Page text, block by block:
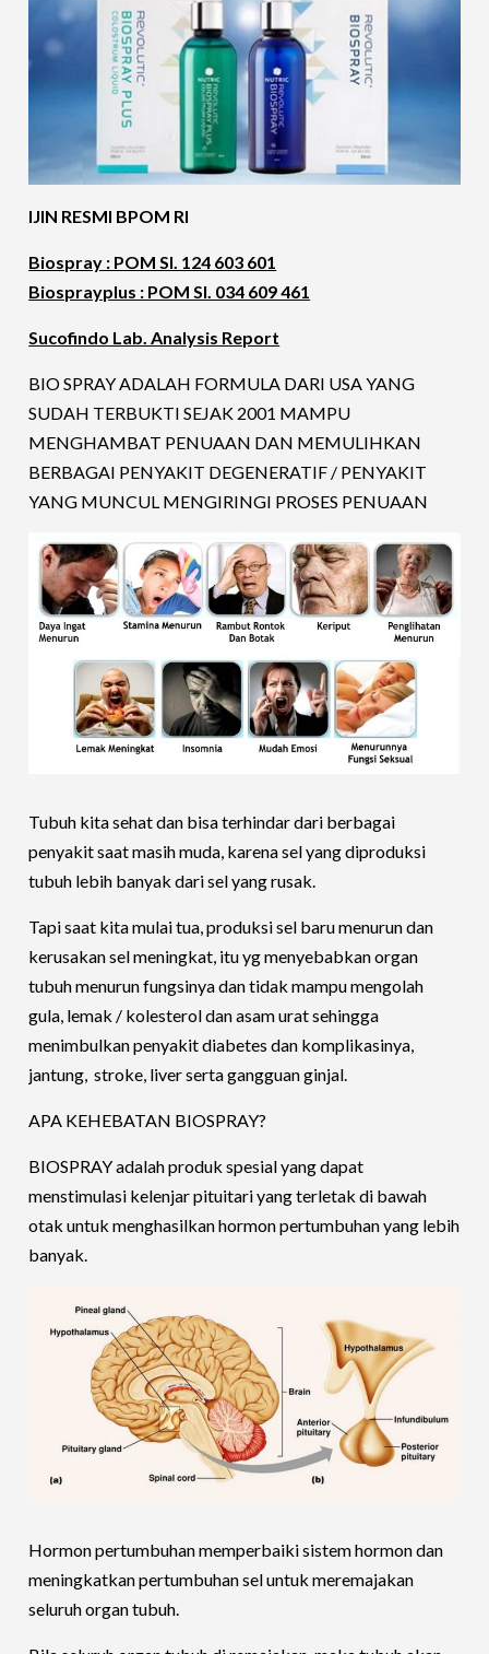
IJIN RESMI BPOM RI
Biospray : POM SI. 124 603 601
Biosprayplus : POM SI. 034 609 461
Sucofindo Lab. Analysis Report
BIO SPRAY ADALAH FORMULA DARI USA YANG
SUDAH TERBUKTI SEJAK 2001 MAMPU
MENGHAMBAT PENUAAN DAN MEMULIHKAN
BERBAGAI PENYAKIT DEGENERATIF / PENYAKIT
YANG MUNCUL MENGIRINGI PROSES PENUAAN
Tubuh kita sehat dan bisa terhindar dari berbagai
penyakit saat masih muda, karena sel yang diproduksi
tubuh lebih banyak dari sel yang rusak.
Tapi saat kita mulai tua, produksi sel baru menurun dan
kerusakan sel meningkat, itu yg menyebabkan organ
tubuh menurun fungsinya dan tidak mampu mengolah
gula, lemak / kolesterol dan asam urat sehingga
menimbulkan penyakit diabetes dan komplikasinya,
jantung, stroke, liver serta gangguan ginjal.
APA KEHEBATAN BIOSPRAY?
BIOSPRAY adalah produk spesial yang dapat
menstimulasi kelenjar pituitari yang terletak di bawah
otak untuk menghasilkan hormon pertumbuhan yang lebih
banyak.
Hormon pertumbuhan memperbaiki sistem hormon dan
meningkatkan pertumbuhan sel untuk meremajakan
seluruh organ tubuh.